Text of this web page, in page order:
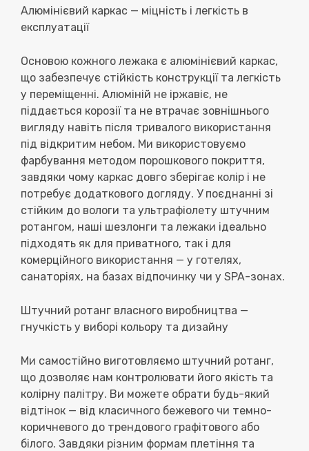
Алюмінієвий каркас — міцність і легкість в
експлуатації
Основою кожного лежака є алюмінієвий каркас,
що забезпечує стійкість конструкції та легкість
у переміщенні. Алюміній не іржавіє, не
піддається корозії та не втрачає зовнішнього
вигляду навіть після тривалого використання
під відкритим небом. Ми використовуємо
фарбування методом порошкового покриття,
завдяки чому каркас довго зберігає колір і не
потребує додаткового догляду. У поєднанні зі
стійким до вологи та ультрафіолету штучним
ротангом, наші шезлонги та лежаки ідеально
підходять як для приватного, так і для
комерційного використання — у готелях,
санаторіях, на базах відпочинку чи у SPA-зонах.
Штучний ротанг власного виробництва —
гнучкість у виборі кольору та дизайну
Ми самостійно виготовляємо штучний ротанг,
що дозволяє нам контролювати його якість та
колірну палітру. Ви можете обрати будь-який
відтінок — від класичного бежевого чи темно-
коричневого до трендового графітового або
білого. Завдяки різним формам плетіння та